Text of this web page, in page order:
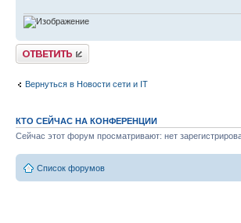
Ответить
Вернуться в Новости сети и IT
КТО СЕЙЧАС НА КОНФЕРЕНЦИИ
Сейчас этот форум просматривают: нет
Список форумов